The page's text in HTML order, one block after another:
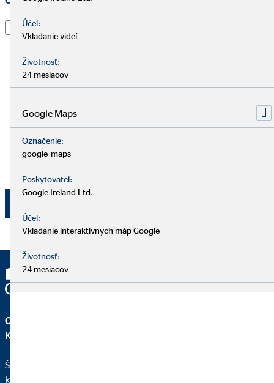
Prečítal som si vyhlásenie o
tým, že spoločnosť OVB Allfinanz Slovensko a.s. použije
ma kontaktoval ohľadom mojej žiadosti, informoval o
nej a spracoval moju žiadosť. To platí najmä pre použitie
účely. Súhlas je možné kedykoľvek s účinnosťou do
budúcnosti odvolať e-mailom na adresudpo@ovb.sk
alebo poštou na adresu zodpovedného pracovníka OVB
Allfinanz Slovensko a.s., , Vajnorská 100/A, 831 04
OVB Allfinanz Slovensko a.s.
Kancelária | Žiar nad Hronom
Štefan Hrúza
krajský riaditeľ pre OVB
Účel:
Vkladanie videí
Životnosť:
24 mesiacov
Google Maps
Označenie:
google_maps
Poskytovateľ:
Google Ireland Ltd.
Účel:
Vkladanie interaktívnych máp Google
Životnosť:
24 mesiacov